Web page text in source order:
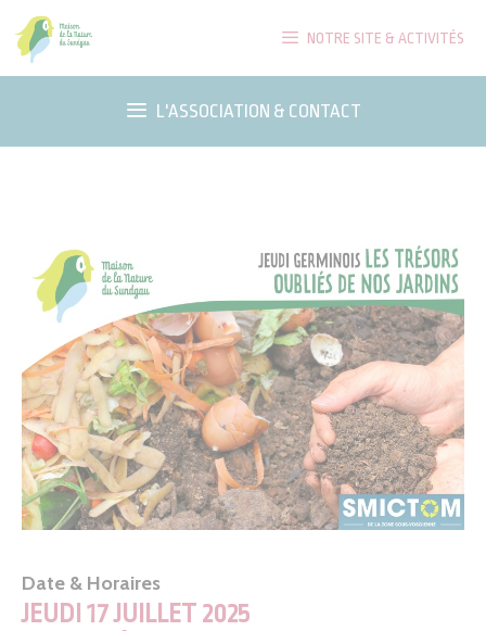
Aller
au
contenu
NOTRE SITE & ACTIVITÉS
L'ASSOCIATION & CONTACT
Date & Horaires
JEUDI 17 JUILLET 2025